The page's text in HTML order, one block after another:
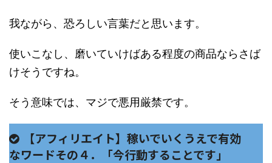
我ながら、恐ろしい言葉だと思います。
使いこなし、磨いていけばある程度の商品ならさば
けそうですね。
そう意味では、マジで悪用厳禁です。
【アフィリエイト】稼いでいくうえで有効
なワードその４．「今行動することです」